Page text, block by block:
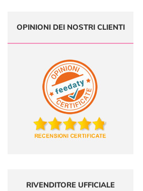
OPINIONI DEI NOSTRI CLIENTI
RIVENDITORE UFFICIALE